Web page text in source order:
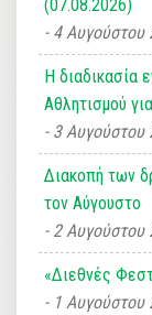
(07.08.2026)
4 Αυγούστου
Η διαδικασία
Αθλητισμού
3 Αυγούστου
Διακοπή των
τον Αύγουστο
2 Αυγούστου
«Διεθνές
1 Αυγούστου